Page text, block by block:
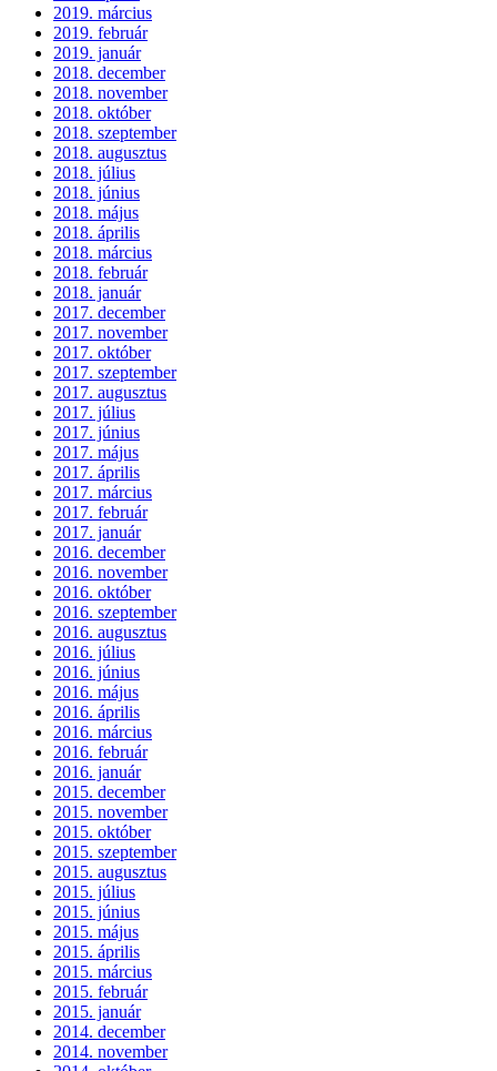
2019. március
2019. február
2019. január
2018. december
2018. november
2018. október
2018. szeptember
2018. augusztus
2018. július
2018. június
2018. május
2018. április
2018. március
2018. február
2018. január
2017. december
2017. november
2017. október
2017. szeptember
2017. augusztus
2017. július
2017. június
2017. május
2017. április
2017. március
2017. február
2017. január
2016. december
2016. november
2016. október
2016. szeptember
2016. augusztus
2016. július
2016. június
2016. május
2016. április
2016. március
2016. február
2016. január
2015. december
2015. november
2015. október
2015. szeptember
2015. augusztus
2015. július
2015. június
2015. május
2015. április
2015. március
2015. február
2015. január
2014. december
2014. november